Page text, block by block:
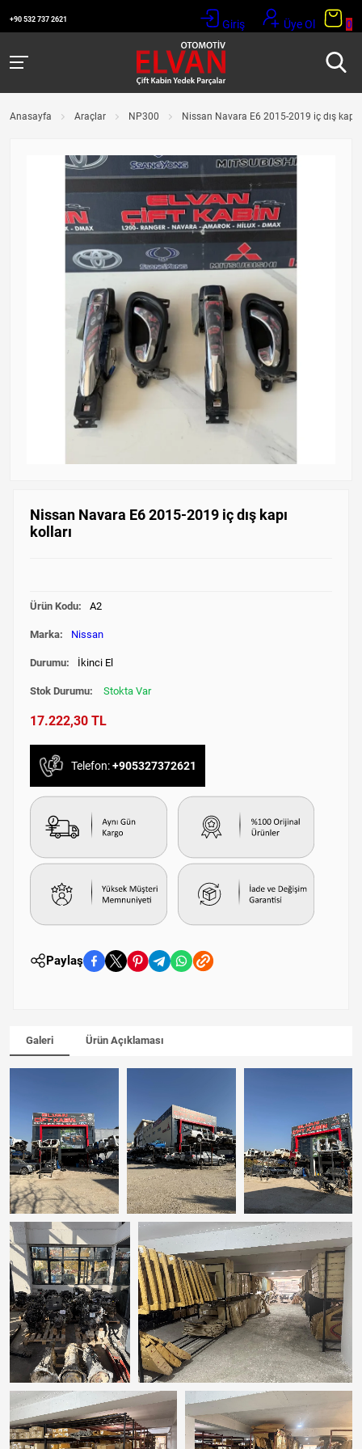
+90 532 737 2621 Giriş Üye Ol 0
Anasayfa Araçlar NP300 Nissan Navara E6 2015-2019 iç dış kapı
Nissan Navara E6 2015-2019 iç dış kapı
kolları
Ürün Kodu: A2
Marka: Nissan
Durumu: İkinci El
Stok Durumu: Stokta Var
17.222,30 TL
Telefon:+905327372621
Paylaş
Galeri Ürün Açıklaması